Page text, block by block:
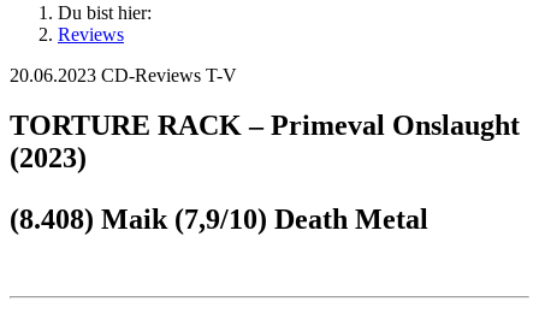
Du bist hier:
Reviews
20.06.2023 CD-Reviews T-V
TORTURE RACK – Primeval Onslaught
(2023)
(8.408) Maik (7,9/10) Death Metal